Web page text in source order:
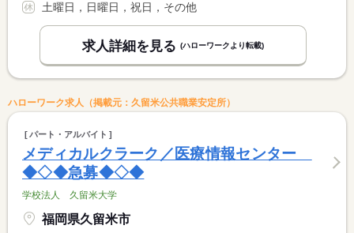
土曜日，日曜日，祝日，その他
求人詳細を見る (ハローワークより転載)
ハローワーク求人（掲載元：久留米公共職業安定所）
パート・アルバイト
メディカルクラーク／医療情報センター
◆◇◆急募◆◇◆
学校法人 久留米大学
福岡県久留米市